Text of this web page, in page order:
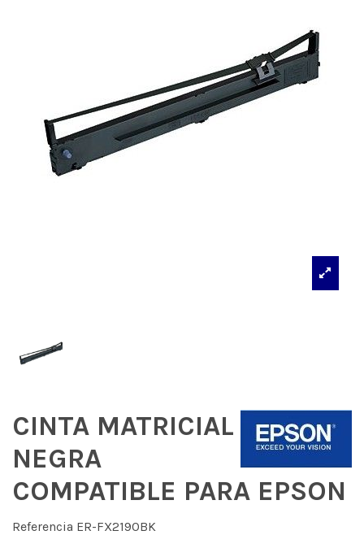
CINTA MATRICIAL
NEGRA
COMPATIBLE PARA EPSON
Referencia ER-FX2190BK